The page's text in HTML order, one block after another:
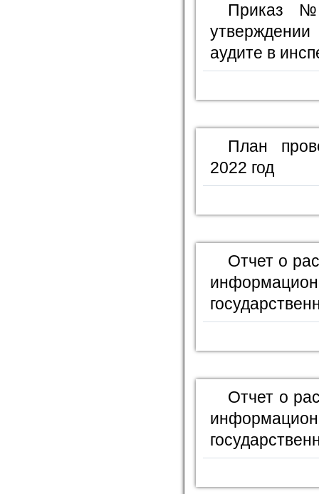
Приказ
аудите в
План
2022 год
Отчет о
Отчет о